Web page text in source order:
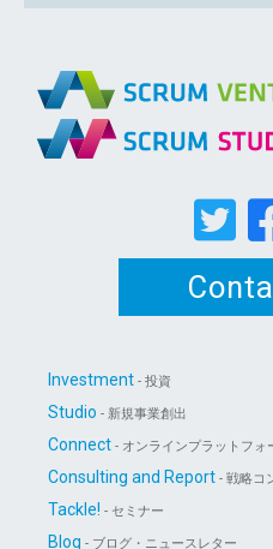
Investment - 投資
Studio - 新規事業創出
Connect - オンラインプラットフォ
Consulting and Report - 戦略コ
Tackle! - セミナー
Blog - ブログ・ニュースレター